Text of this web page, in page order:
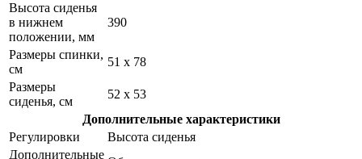
Высота сиденья
в нижнем
положении, мм
390
Размеры спинки,
см
51 x 78
Размеры
сиденья, см
52 x 53
Дополнительные характеристики
Регулировки
Высота сиденья
Дополнительные